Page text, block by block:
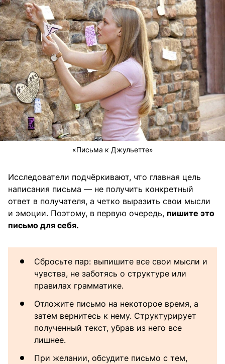
«Письма к Джульетте»
Исследователи подчёркивают, что главная цель
написания письма — не получить конкретный
ответ в получателя, а четко выразить свои мысли
и эмоции. Поэтому, в первую очередь, пишите это
письмо для себя.
Сбросьте пар: выпишите все свои мысли и
чувства, не заботясь о структуре или
правилах грамматике.
Отложите письмо на некоторое время, а
затем вернитесь к нему. Структурирует
полученный текст, убрав из него все
лишнее.
При желании, обсудите письмо с тем,